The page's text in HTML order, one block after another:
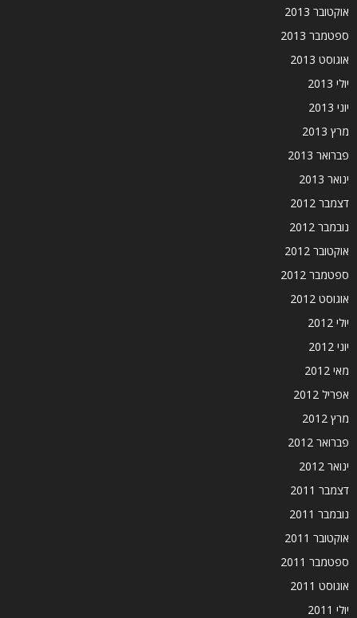
אוקטובר 2013
ספטמבר 2013
אוגוסט 2013
יולי 2013
יוני 2013
מרץ 2013
פברואר 2013
ינואר 2013
דצמבר 2012
נובמבר 2012
אוקטובר 2012
ספטמבר 2012
אוגוסט 2012
יולי 2012
יוני 2012
מאי 2012
אפריל 2012
מרץ 2012
פברואר 2012
ינואר 2012
דצמבר 2011
נובמבר 2011
אוקטובר 2011
ספטמבר 2011
אוגוסט 2011
יולי 2011